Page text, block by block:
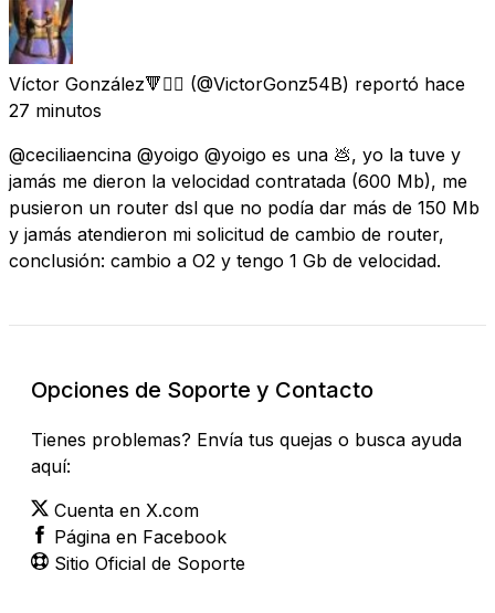
Víctor González🔻✊🏽 (@VictorGonz54B) reportó hace
27 minutos
@ceciliaencina @yoigo @yoigo es una 💩, yo la tuve y
jamás me dieron la velocidad contratada (600 Mb), me
pusieron un router dsl que no podía dar más de 150 Mb
y jamás atendieron mi solicitud de cambio de router,
conclusión: cambio a O2 y tengo 1 Gb de velocidad.
Opciones de Soporte y Contacto
Tienes problemas? Envía tus quejas o busca ayuda
aquí:
Cuenta en X.com
Página en Facebook
Sitio Oficial de Soporte